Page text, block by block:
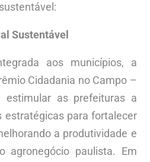
Sustentável
aos municípios, a
Cidadania no Campo –
estimular as prefeituras a
estratégicas para fortalecer
a produtividade e
agronegócio paulista. Em